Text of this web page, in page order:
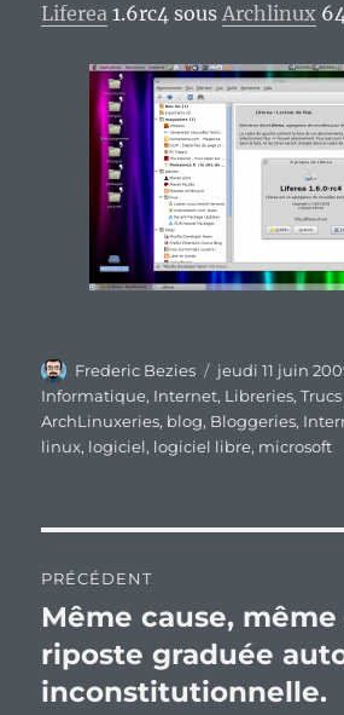
Liferea 1.6rc4 sousArchlinux
Auteur
Frederic Bezies
Publié
le
jeudi 11 juin
Informatique, Internet, Libreries,
ArchLinuxeries, blog, Bloggeries,
linux, logiciel, logiciel libre, microsoft
de
l’article
PRÉCÉDENT
Publication
précédente :
Même cause,
riposte graduée
inconstitutionnelle.